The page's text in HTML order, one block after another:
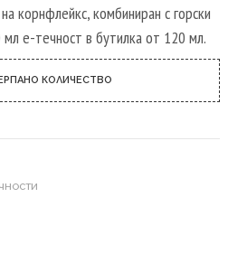
корнфлейкс, комбиниран с горски
е-течност в бутилка от 120 мл.
КОЛИЧЕСТВО